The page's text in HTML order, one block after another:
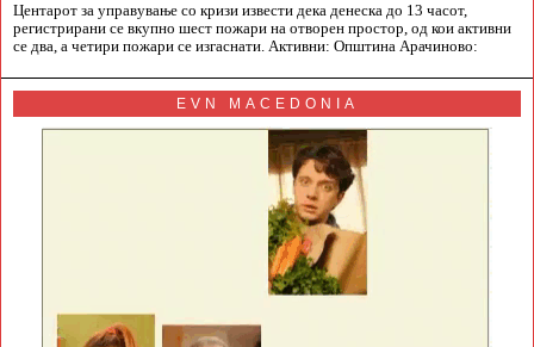
Центарот за управување со кризи извести дека денеска до 13 часот,
регистрирани се вкупно шест пожари на отворен простор, од кои активни
се два, а четири пожари се изгаснати. Активни: Општина Арачиново:
EVN MACEDONIA